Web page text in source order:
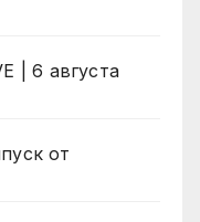
| 6 августа
от